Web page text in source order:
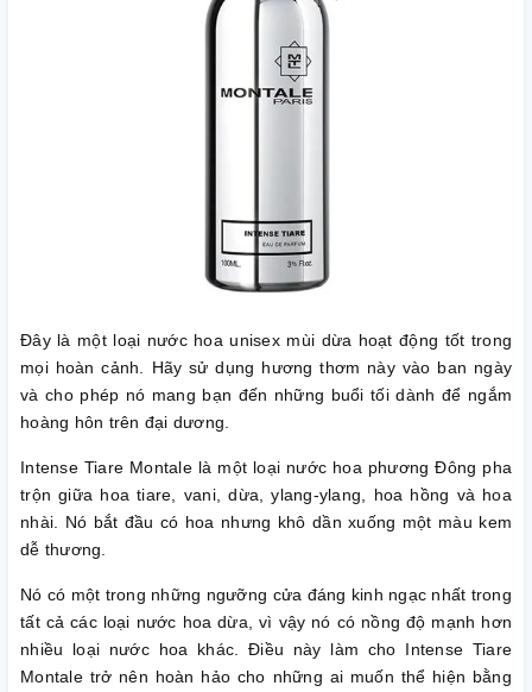
Đây là một loại nước hoa unisex mùi dừa hoạt động tốt trong
mọi hoàn cảnh. Hãy sử dụng hương thơm này vào ban ngày
và cho phép nó mang bạn đến những buổi tối dành để ngắm
hoàng hôn trên đại dương.
Intense Tiare Montale là một loại nước hoa phương Đông pha
trộn giữa hoa tiare, vani, dừa, ylang-ylang, hoa hồng và hoa
nhài. Nó bắt đầu có hoa nhưng khô dần xuống một màu kem
dễ thương.
Nó có một trong những ngưỡng cửa đáng kinh ngạc nhất trong
tất cả các loại nước hoa dừa, vì vậy nó có nồng độ mạnh hơn
nhiều loại nước hoa khác. Điều này làm cho Intense Tiare
Montale trở nên hoàn hảo cho những ai muốn thể hiện bằng